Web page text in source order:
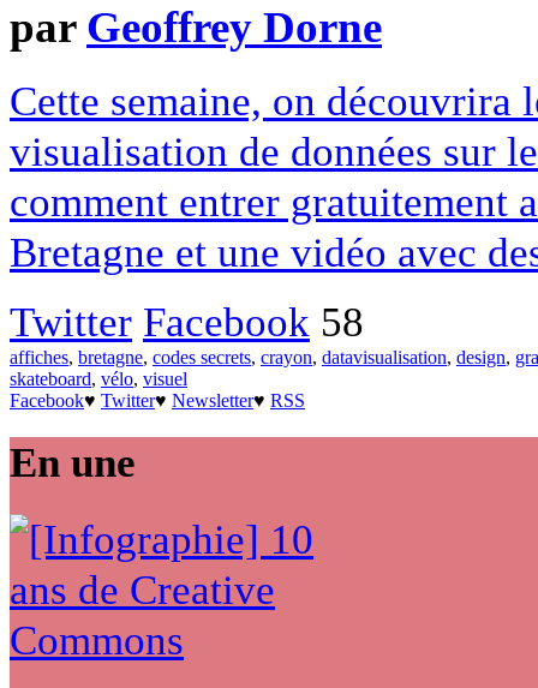
par Geoffrey Dorne
Cette semaine, on découvrira
visualisation de données sur
comment entrer gratuitement
Bretagne et une vidéo avec
Twitter Facebook 58
affiches, bretagne, codes secrets, crayon, datavisualisation, design,
skateboard, vélo, visuel
Facebook♥ Twitter♥ Newsletter♥ RSS
En une